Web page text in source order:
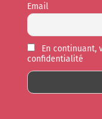
Email
En continuant,
confidentialité